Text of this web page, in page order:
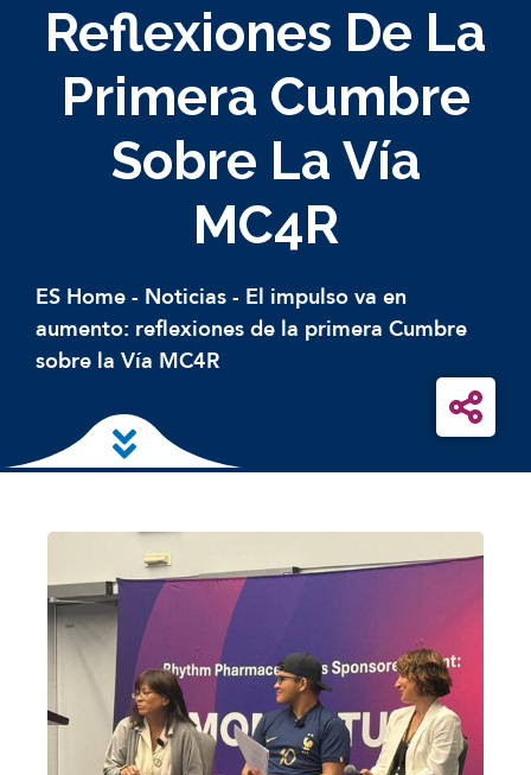
Reflexiones De La
Primera Cumbre
Sobre La Vía
MC4R
ES Home - Noticias - El impulso va en
aumento: reflexiones de la primera Cumbre
sobre la Vía MC4R
Ir al contenido principal